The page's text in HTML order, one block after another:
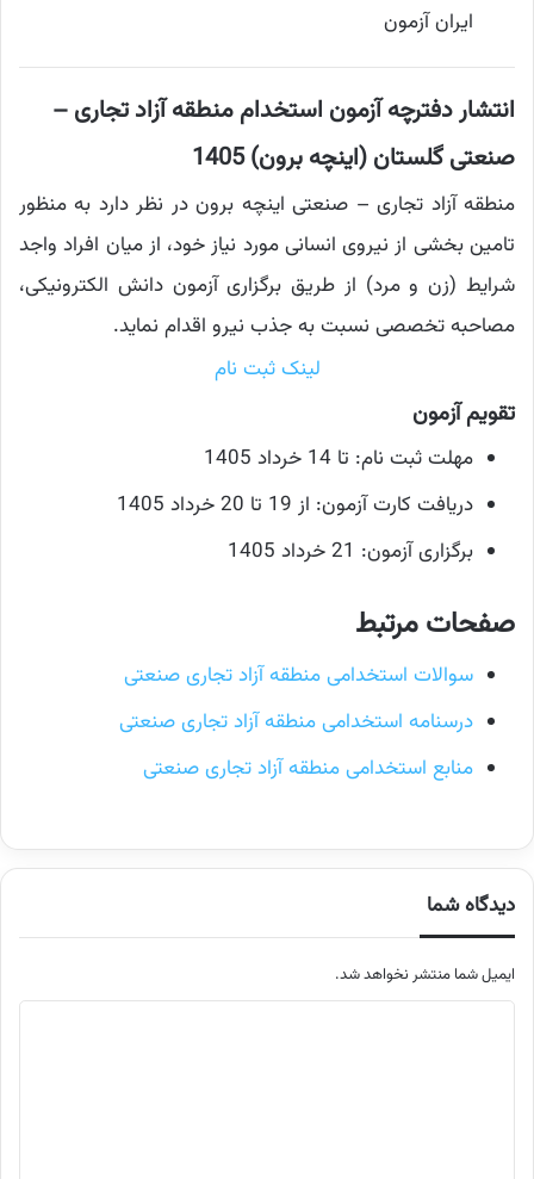
ایران آزمون
انتشار دفترچه آزمون استخدام منطقه آزاد تجاری –
صنعتی گلستان (اینچه برون) 1405
منطقه آزاد تجاری – صنعتی اینچه برون در نظر دارد به منظور
تامین بخشی از نیروی انسانی مورد نیاز خود، از میان افراد واجد
شرایط (زن و مرد) از طریق برگزاری آزمون دانش الکترونیکی،
مصاحبه تخصصی نسبت به جذب نیرو اقدام نماید.
لینک ثبت نام
تقویم آزمون
مهلت ثبت نام: تا 14 خرداد 1405
دریافت کارت آزمون: از 19 تا 20 خرداد 1405
برگزاری آزمون: 21 خرداد 1405
صفحات مرتبط
سوالات استخدامی منطقه آزاد تجاری صنعتی
درسنامه استخدامی منطقه آزاد تجاری صنعتی
منابع استخدامی منطقه آزاد تجاری صنعتی
دیدگاه شما
ایمیل شما منتشر نخواهد شد.